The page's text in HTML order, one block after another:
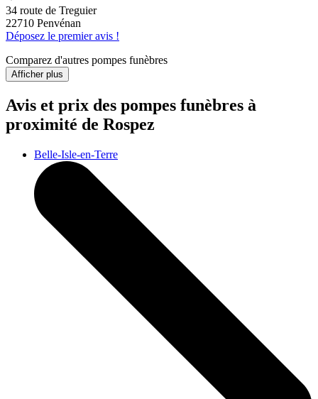
34 route de Treguier
22710 Penvénan
Déposez le premier avis !
Comparez d'autres pompes funèbres
Afficher plus
Avis et prix des pompes funèbres à
proximité de Rospez
Belle-Isle-en-Terre